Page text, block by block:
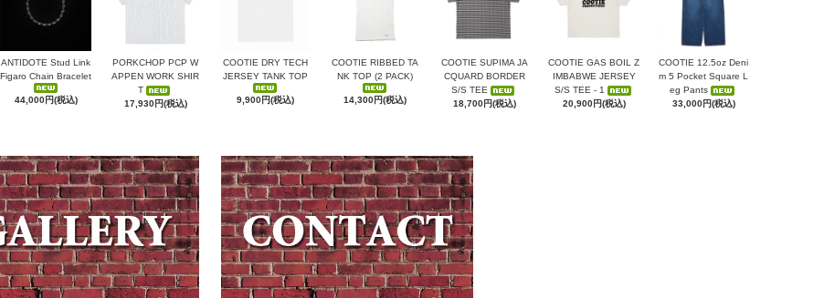
ANTIDOTE Stud Link
Figaro Chain Bracelet
44,000円(税込)
PORKCHOP PCP W
APPEN WORK SHIR
T
17,930円(税込)
COOTIE DRY TECH
JERSEY TANK TOP
9,900円(税込)
COOTIE RIBBED TA
NK TOP (2 PACK)
14,300円(税込)
COOTIE SUPIMA JA
CQUARD BORDER
S/S TEE
18,700円(税込)
COOTIE GAS BOIL Z
IMBABWE JERSEY
S/S TEE - 1
20,900円(税込)
COOTIE 12.5oz Deni
m 5 Pocket Square L
eg Pants
33,000円(税込)